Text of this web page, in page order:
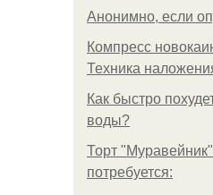
Анонимно, если
Компресс
Техника
Как быстро
воды?
Торт
потребуется: